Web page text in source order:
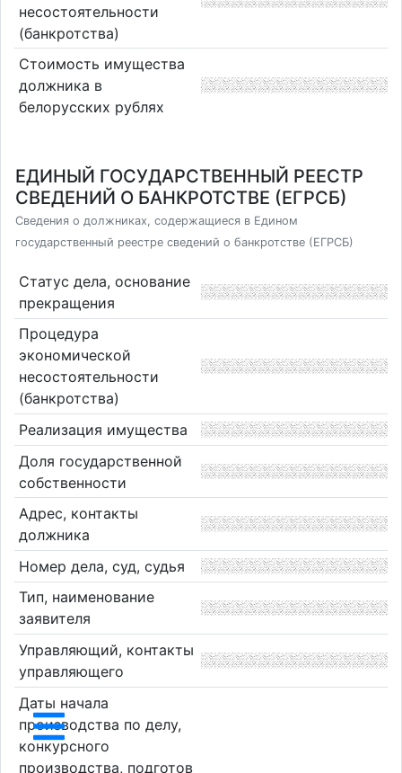
несостоятельности
(банкротства)
Стоимость имущества
должника в
белорусских рублях
ЕДИНЫЙ ГОСУДАРСТВЕННЫЙ РЕЕСТР
СВЕДЕНИЙ О БАНКРОТСТВЕ (ЕГРСБ)
Сведения о должниках, содержащиеся в Едином
государственный реестре сведений о банкротстве (ЕГРСБ)
Статус дела, основание
прекращения
Процедура
экономической
несостоятельности
(банкротства)
Реализация имущества
Доля государственной
собственности
Адрес, контакты
должника
Номер дела, суд, судья
Тип, наименование
заявителя
Управляющий, контакты
управляющего
Даты начала
производства по делу,
конкурсного
производства, подготов